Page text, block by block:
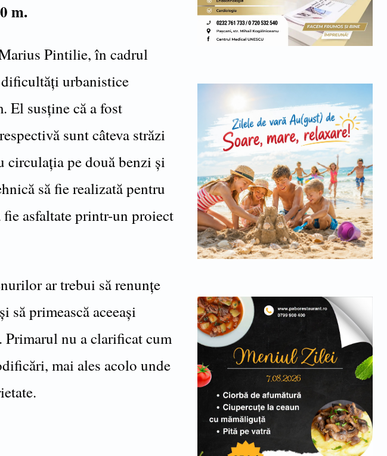
m.
Pintilie, în cadrul
urbanistice
El susține că a fost
sunt câteva străzi
circulația pe două benzi și
să fie realizată pentru
fie asfaltate printr-un proiect
ar trebui să renunțe
să primească aceeași
Primarul nu a clarificat cum
mai ales acolo unde